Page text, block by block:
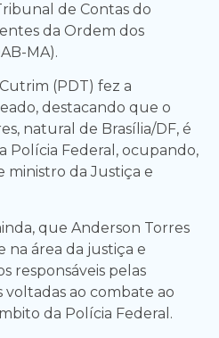
de Contas do
da Ordem dos
MA).
(PDT) fez a
destacando que o
natural de Brasília/DF, é
Polícia Federal, ocupando,
ministro da Justiça e
que Anderson Torres
área da justiça e
responsáveis pelas
voltadas ao combate ao
da Polícia Federal.